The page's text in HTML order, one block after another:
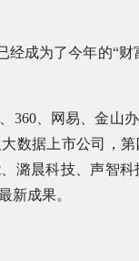
经成为了今年的“
360、网易、金山
数据上市公司，
潞晨科技、声智
新成果。